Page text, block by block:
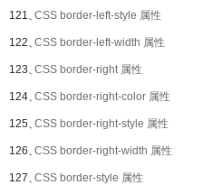
121、CSS border-left-style 属性
122、CSS border-left-width 属性
123、CSS border-right 属性
124、CSS border-right-color 属性
125、CSS border-right-style 属性
126、CSS border-right-width 属性
127、CSS border-style 属性